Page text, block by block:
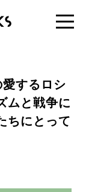
愛するロシ
ムと戦争に
ちにとって